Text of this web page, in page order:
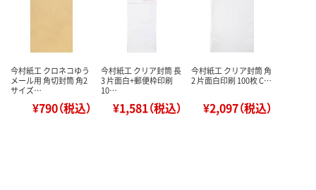
今村紙工 クロネコゆう
メール用 角切封筒 角2
サイズ…
¥790（税込）
今村紙工 クリア封筒 長
3 片面白+郵便枠印刷
10…
¥1,581（税込）
今村紙工 クリア封筒 角
2 片面白印刷 100枚 C…
¥2,097（税込）